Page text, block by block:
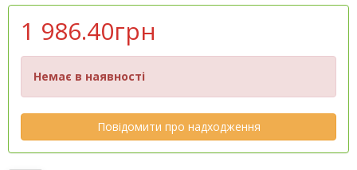
1 986.40грн
Немає в наявності
Повідомити про надходження